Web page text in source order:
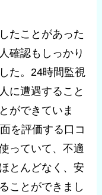
たことがあった
確認もしっかり
た。24時間監視
に遭遇すること
ができていま
を評価する口コ
っていて、不適
とんどなく、安
ことができまし